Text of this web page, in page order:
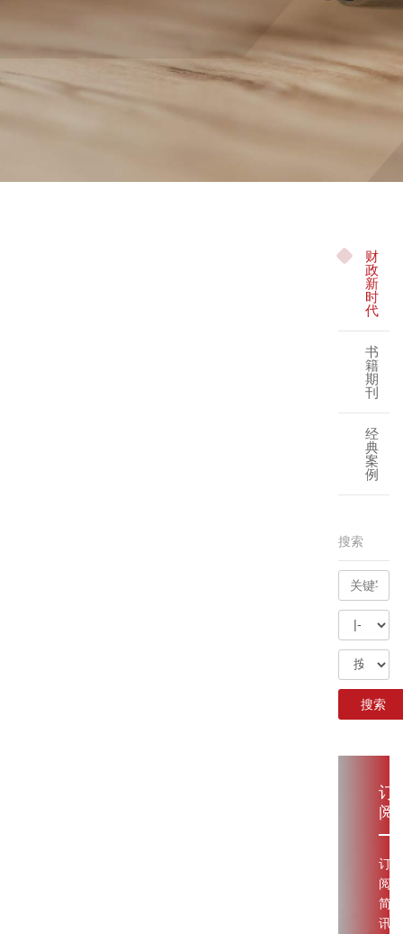
财
政
新
时
代
书
籍
期
刊
经
典
案
例
搜索
订
阅
订
阅
简
讯